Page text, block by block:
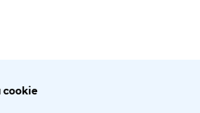
cookie